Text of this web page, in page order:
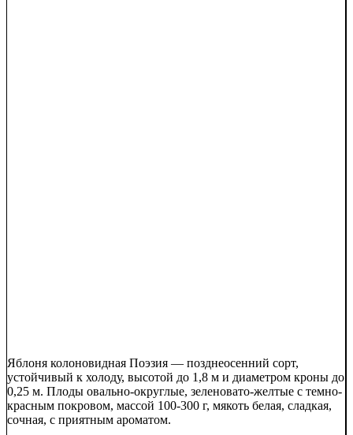
Яблоня колоновидная Поэзия — позднеосенний сорт,
устойчивый к холоду, высотой до 1,8 м и диаметром кроны до
0,25 м. Плоды овально-округлые, зеленовато-желтые с темно-
красным покровом, массой 100-300 г, мякоть белая, сладкая,
сочная, с приятным ароматом.